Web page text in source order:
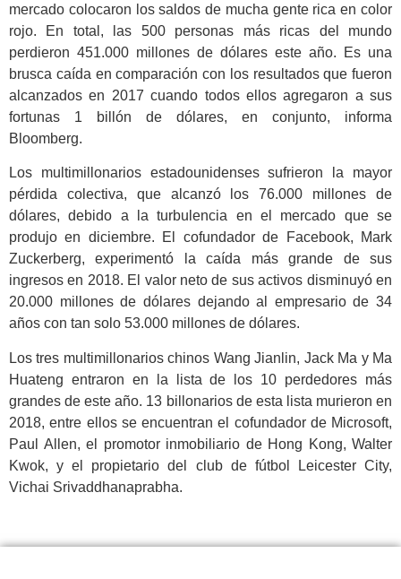
mercado colocaron los saldos de mucha gente rica en color
rojo. En total, las 500 personas más ricas del mundo
perdieron 451.000 millones de dólares este año. Es una
brusca caída en comparación con los resultados que fueron
alcanzados en 2017 cuando todos ellos agregaron a sus
fortunas 1 billón de dólares, en conjunto, informa
Bloomberg.
Los multimillonarios estadounidenses sufrieron la mayor
pérdida colectiva, que alcanzó los 76.000 millones de
dólares, debido a la turbulencia en el mercado que se
produjo en diciembre. El cofundador de Facebook, Mark
Zuckerberg, experimentó la caída más grande de sus
ingresos en 2018. El valor neto de sus activos disminuyó en
20.000 millones de dólares dejando al empresario de 34
años con tan solo 53.000 millones de dólares.
Los tres multimillonarios chinos Wang Jianlin, Jack Ma y Ma
Huateng entraron en la lista de los 10 perdedores más
grandes de este año. 13 billonarios de esta lista murieron en
2018, entre ellos se encuentran el cofundador de Microsoft,
Paul Allen, el promotor inmobiliario de Hong Kong, Walter
Kwok, y el propietario del club de fútbol Leicester City,
Vichai Srivaddhanaprabha.